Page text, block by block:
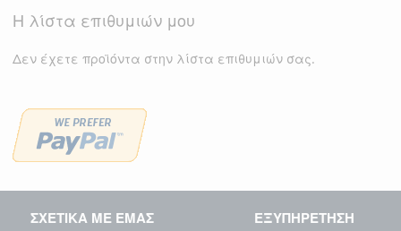
Η λίστα επιθυμιών μου
Δεν έχετε προϊόντα στην λίστα επιθυμιών σας.
ΣΧΕΤΙΚΑ ΜΕ ΕΜΑΣ ΕΞΥΠΗΡΕΤΗΣΗ